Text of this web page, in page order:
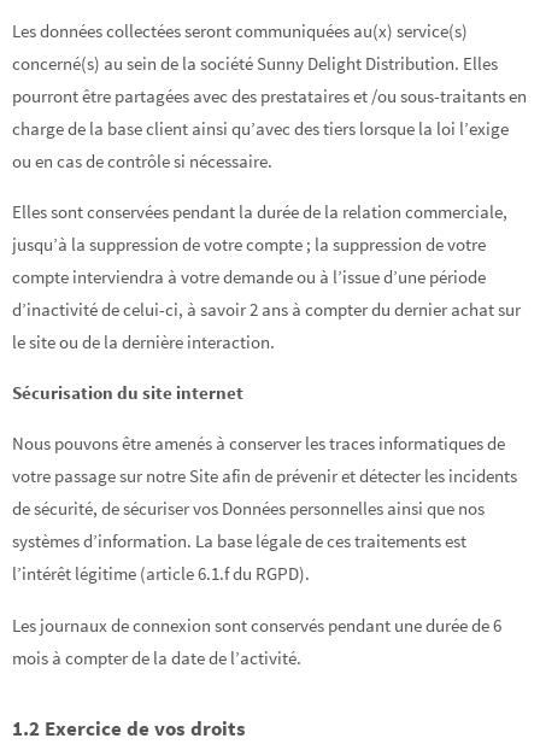
Les données collectées seront communiquées au(x) service(s)
concerné(s) au sein de la société Sunny Delight Distribution. Elles
pourront être partagées avec des prestataires et /ou sous-traitants en
charge de la base client ainsi qu’avec des tiers lorsque la loi l’exige
ou en cas de contrôle si nécessaire.
Elles sont conservées pendant la durée de la relation commerciale,
jusqu’à la suppression de votre compte ; la suppression de votre
compte interviendra à votre demande ou à l’issue d’une période
d’inactivité de celui-ci, à savoir 2 ans à compter du dernier achat sur
le site ou de la dernière interaction.
Sécurisation du site internet
Nous pouvons être amenés à conserver les traces informatiques de
votre passage sur notre Site afin de prévenir et détecter les incidents
de sécurité, de sécuriser vos Données personnelles ainsi que nos
systèmes d’information. La base légale de ces traitements est
l’intérêt légitime (article 6.1.f du RGPD).
Les journaux de connexion sont conservés pendant une durée de 6
mois à compter de la date de l’activité.
1.2 Exercice de vos droits